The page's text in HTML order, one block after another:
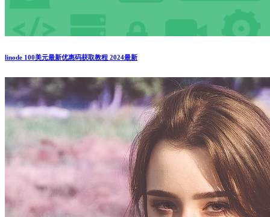
linode 100美元最新优惠码获取教程 2024最新